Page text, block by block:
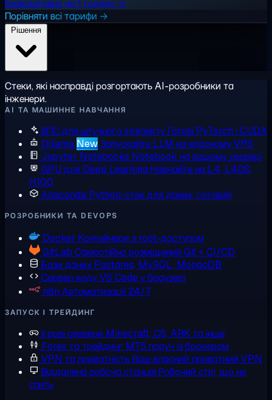
Безкоштовно на 1 годину →
Порівняти всі тарифи →
Стеки, які насправді розгортають AI-розробники та
інженери.
AI ТА МАШИННЕ НАВЧАННЯ
ВПС для штучного інтелектуГотові PyTorch і CUDA
Ollama NewЗапускайте LLM на власному VPS
Jupyter Notebooks Notebook на вашому сервері
GPU для Deep Learning Навчайте на L4, L40S,
H100
Anaconda Python-стек для даних, готовий
РОЗРОБНИКИ ТА DEVOPS
Docker Контейнери з root-доступом
GitLab Самостійно розміщений Git + CI/CD
Бази даних Postgres, MySQL, MongoDB
Сервер кодуVS Code у браузері
n8n Автоматизації 24/7
ЗАПУСК І ТРЕЙДИНГ
Ігрові сервери Minecraft, CS, ARK та інше
Forex та трейдинг MT5 поруч із брокером
VPN та приватністьВаш власний приватний VPN
Віддалена робоча станціяРобочий стіл, що не
спить